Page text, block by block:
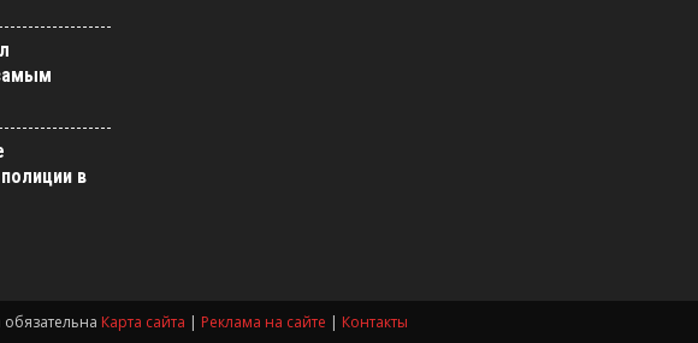
в
Карта сайта | Реклама на сайте | Контакты